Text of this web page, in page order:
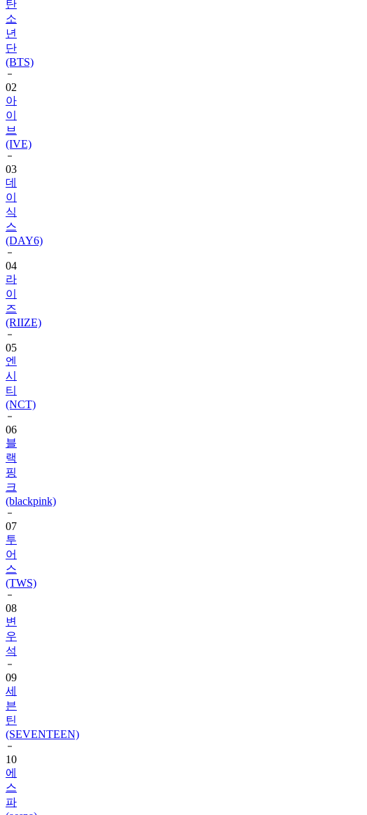
년
단
(BTS)
02
아
이
브
(IVE)
03
데
이
식
스
(DAY6)
04
라
이
즈
(RIIZE)
05
엔
시
티
(NCT)
06
블
랙
핑
크
(blackpink)
07
투
어
스
(TWS)
08
변
우
석
09
세
븐
틴
(SEVENTEEN)
10
에
스
파
(aespa)